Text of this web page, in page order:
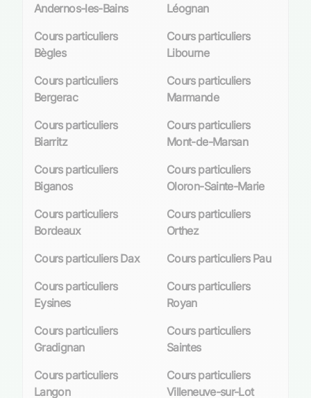
Andernos-les-Bains
Cours particuliers
Bègles
Cours particuliers
Bergerac
Cours particuliers
Biarritz
Cours particuliers
Biganos
Cours particuliers
Bordeaux
Cours particuliers Dax
Cours particuliers
Eysines
Cours particuliers
Gradignan
Cours particuliers
Langon
Léognan
Cours particuliers
Libourne
Cours particuliers
Marmande
Cours particuliers
Mont-de-Marsan
Cours particuliers
Oloron-Sainte-Marie
Cours particuliers
Orthez
Cours particuliers Pau
Cours particuliers
Royan
Cours particuliers
Saintes
Cours particuliers
Villeneuve-sur-Lot